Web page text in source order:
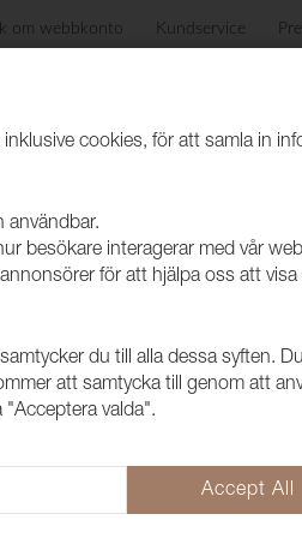
om webbkonto Kundservice
cookies, för att samla in
användbar.
besökare interagerar med vår
för att hjälpa oss att visa
du till alla dessa syften.
att samtycka till genom att
valda".
Accept All